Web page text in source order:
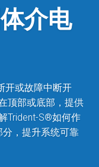
介电
开或故障中断开
顶部或底部，提供
Trident-S®如何作
，提升系统可靠